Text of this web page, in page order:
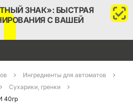
ЗНАК»: БЫСТРАЯ
С ВАШЕЙ
Ингредиенты для автоматов
Сухарики, гренки
40гр